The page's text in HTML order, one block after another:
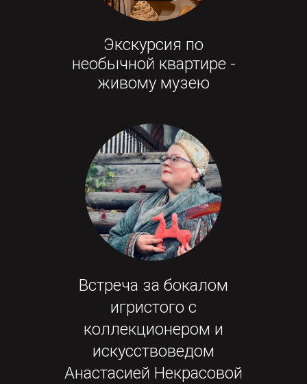
Экскурсия по
необычной квартире -
живому музею
Встреча за бокалом
игристого с
коллекционером и
искусствоведом
Анастасией Некрасовой